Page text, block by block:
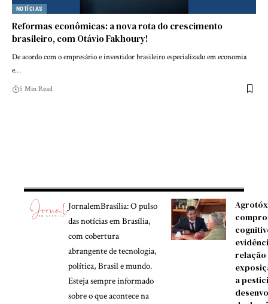
NOTÍCIAS
Reformas econômicas: a nova rota do crescimento
brasileiro, com Otávio Fakhoury!
De acordo com o empresário e investidor brasileiro especializado em economia
e…
5 Min Read
JornalemBrasília: O pulso
das notícias em Brasília,
com cobertura
abrangente de tecnologia,
política, Brasil e mundo.
Esteja sempre informado
sobre o que acontece na
a